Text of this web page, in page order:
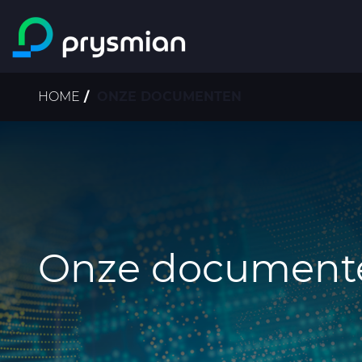
prysmian.skip_to_main_content
Kruimelpad
HOME
Onze